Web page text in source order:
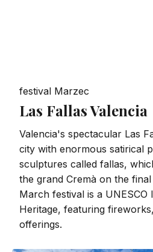
festival Marzec
Las Fallas Valencia
Valencia's spectacular Las
city with enormous satirical
sculptures called fallas,
the grand Cremà on the
March festival is a UNESCO
Heritage, featuring
offerings.